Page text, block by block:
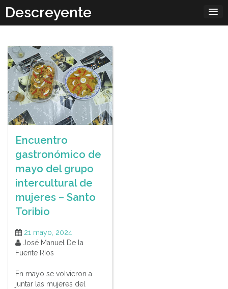
content
Descreyente
Encuentro
gastronómico de
mayo del grupo
intercultural de
mujeres – Santo
Toribio
21 mayo, 2024
José Manuel De la
Fuente Ríos
En mayo se volvieron a
juntar las mujeres del